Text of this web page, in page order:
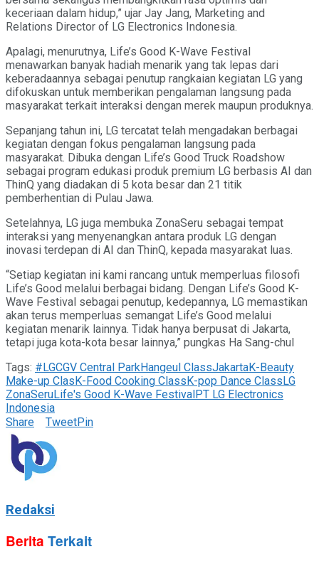
keceriaan dalam hidup,” ujar Jay Jang, Marketing and
Relations Director of LG Electronics Indonesia.
Apalagi, menurutnya, Life’s Good K-Wave Festival
menawarkan banyak hadiah menarik yang tak lepas dari
keberadaannya sebagai penutup rangkaian kegiatan LG yang
difokuskan untuk memberikan pengalaman langsung pada
masyarakat terkait interaksi dengan merek maupun produknya.
Sepanjang tahun ini, LG tercatat telah mengadakan berbagai
kegiatan dengan fokus pengalaman langsung pada
masyarakat. Dibuka dengan Life’s Good Truck Roadshow
sebagai program edukasi produk premium LG berbasis AI dan
ThinQ yang diadakan di 5 kota besar dan 21 titik
pemberhentian di Pulau Jawa.
Setelahnya, LG juga membuka ZonaSeru sebagai tempat
interaksi yang menyenangkan antara produk LG dengan
inovasi terdepan di AI dan ThinQ, kepada masyarakat luas.
“Setiap kegiatan ini kami rancang untuk memperluas filosofi
Life’s Good melalui berbagai bidang. Dengan Life’s Good K-
Wave Festival sebagai penutup, kedepannya, LG memastikan
akan terus memperluas semangat Life’s Good melalui
kegiatan menarik lainnya. Tidak hanya berpusat di Jakarta,
tetapi juga kota-kota besar lainnya,” pungkas Ha Sang-chul
Tags: #LGCGV Central ParkHangeul ClassJakartaK-Beauty
Make-up Clas K-Food Cooking Class K-pop Dance Class LG
ZonaSeruLife's Good K-Wave Festival PT LG Electronics
Indonesia
Share
TweetPin
Redaksi
Berita Terkait